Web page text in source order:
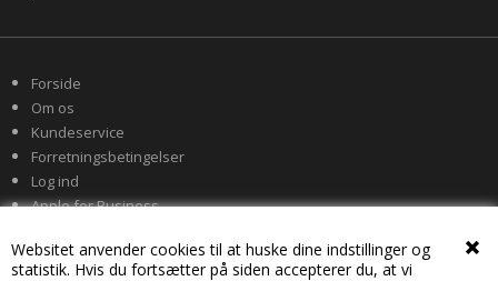
Websitet anvender cookies til at huske dine indstillinger og
statistik. Hvis du fortsætter på siden accepterer du, at vi
Forside
Om os
Kundeservice
Forretningsbetingelser
Log ind
Apple for Business